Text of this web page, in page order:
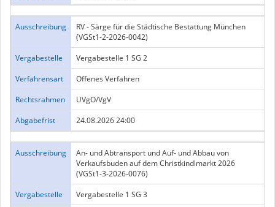
Ausschreibung
RV - Särge für die Städtische Bestattung München
(VGSt1-2-2026-0042)
Vergabestelle
Vergabestelle 1 SG 2
Verfahrensart
Offenes Verfahren
Rechtsrahmen
UVgO/VgV
Abgabefrist
24.08.2026 24:00
Ausschreibung
An- und Abtransport und Auf- und Abbau von
Verkaufsbuden auf dem Christkindlmarkt 2026
(VGSt1-3-2026-0076)
Vergabestelle
Vergabestelle 1 SG 3